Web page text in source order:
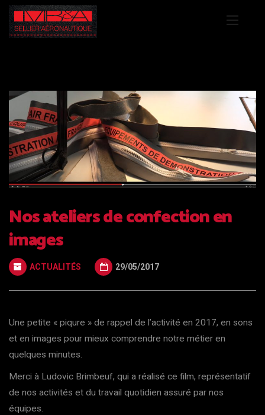
Nos ateliers de confection en
images
ACTUALITÉS 29/05/2017
Une petite « piqure » de rappel de l’activité en 2017, en sons
et en images pour mieux comprendre notre métier en
quelques minutes.
Merci à Ludovic Brimbeuf, qui a réalisé ce film, représentatif
de nos activités et du travail quotidien assuré par nos
équipes.